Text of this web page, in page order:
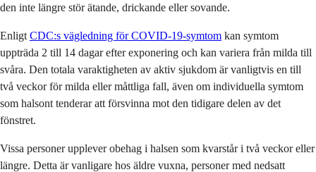
den inte längre stör ätande, drickande eller sovande.
Enligt CDC:s vägledning för COVID-19-symtom kan symtom
uppträda 2 till 14 dagar efter exponering och kan variera från milda till
svåra. Den totala varaktigheten av aktiv sjukdom är vanligtvis en till
två veckor för milda eller måttliga fall, även om individuella symtom
som halsont tenderar att försvinna mot den tidigare delen av det
fönstret.
Vissa personer upplever obehag i halsen som kvarstår i två veckor eller
längre. Detta är vanligare hos äldre vuxna, personer med nedsatt